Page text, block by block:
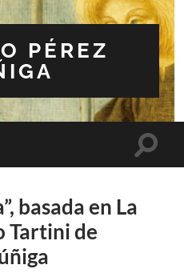
PÉREZ
basada en La
Tartini de